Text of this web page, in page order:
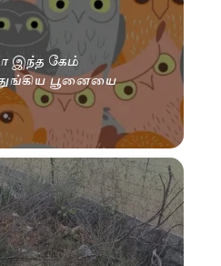
இந்த கேம்
பூனையை